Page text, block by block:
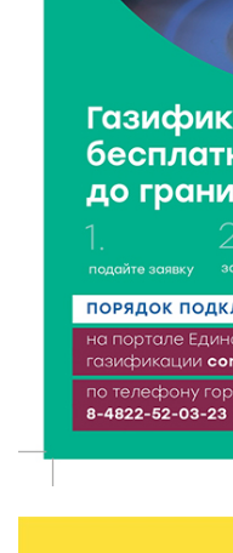
8 Авг 2026 13:37
Чем удивит X
8 Авг 2026 12:37
Забыл вещи в
пассажиров по новым
8 Авг 2026 12:12
Более 40 миллионов
Твери
8 Авг 2026 11:37
От теории до